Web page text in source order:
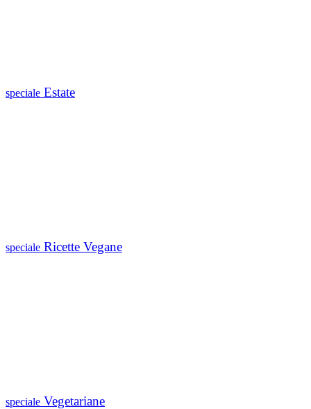
speciale Estate
speciale Ricette Vegane
speciale Vegetariane